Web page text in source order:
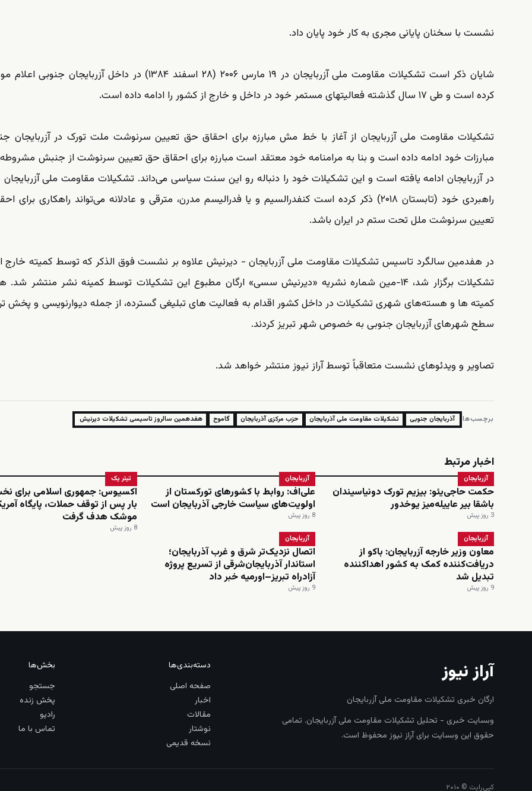
نشست با سخنان پایانی مجری به کار خود پایان داد.
شایان ذکر است تشکیلات مقاومت ملی آزربایجان در ۱۹ مارس ۲۰۰۶ (۲۸ اسفند ۱۳۸۴) در داخل آزربایجان
کرده است و طی ۱۷ سال گذشته فعالیتهای مستمر خود در داخل و خارج از کشور را ادامه داده است.
تشکیلات مقاومت ملی آزربایجان از آغاز با خط مش مبارزه برای احقاق حق تعیین سرنوشت ملت تورک در آزربایجان
مبارزات خود ادامه داده است و بنا به مرامنامه خود معتقد است مبارزه برای احقاق حق تعیین سرنوشت از جنبش مشروطه
در آزربایجان ادامه یافته است و این تشکیلات خود را دنباله رو این سنت سیاسی می‌داند. تشکیلات مقاومت ملی
راهبردی خود (تابستان ۲۰۱۸) ذکر کرده است کنفدرالسیم و یا فدرالیسم مدرن، مترقی و عادلانه می‌تواند راهکاری
تعیین سرنوشت ملل تحت ستم در ایران باشد.
در هفدمین سالگرد تاسیس تشکیلات مقاومت ملی آزربایجان - دیرنیش علاوه بر نشست فوق الذکر که توسط کمیته خارج
تشکیلات برگزار شد، ۱۴-مین شماره نشریه «دیرنیش سسی» ارگان مطبوع این تشکیلات توسط کمینه نشر منتشر
کمیته ها و هسته‌های شهری تشکیلات در داخل کشور اقدام به فعالیت های تبلیغی گسترده، از جمله دیوارنویسی و پخش
سطح شهرهای آزربایجان جنوبی به خصوص شهر تبریز کردند.
تصاویر و ویدئوهای نشست متعاقباً توسط آراز نیوز منتشر خواهد شد.
برچسب‌ها: آذربایجان جنوبی تشکیلات مقاومت ملی آذربایجان حزب مرکزی آذربایجان گاموح هفدهمین سالروز تاسیسی تشکیلات دیرنیش
اخبار مرتبط
آزربایجان
حکمت حاجی‌یئو: بیزیم تورک دونیاسیندان
باشقا بیر عاییله‌میز یوخدور
3 روز پیش
آزربایجان
علی‌اف: روابط با کشورهای تورکستان از
اولویت‌های سیاست خارجی آذربایجان است
8 روز پیش
تیتر یک
اکسیوس: جمهوری اسلامی برای
بار پس از توقف حملات، پایگاه
موشک هدف گرفت
8 روز پیش
آزربایجان
معاون وزیر خارجه آزربایجان: باکو از
دریافت‌کننده کمک به کشور اهداکننده
تبدیل شد
9 روز پیش
آزربایجان
اتصال نزدیک‌تر شرق و غرب آذربایجان؛
استاندار آذربایجان‌شرقی از تسریع پروژه
آزادراه تبریز–اورمیه خبر داد
9 روز پیش
آراز نیوز
ارگان خبری تشکیلات مقاومت ملی آزربایجان
وبسایت خبری - تحلیل تشکیلات مقاومت ملی آزربایجان. تمامی
حقوق این وبسایت برای آراز نیوز محفوظ است.
دسته‌بندی‌ها
صفحه اصلی
اخبار
مقالات
نوشتار
نسخه قدیمی
بخش‌ها
جستجو
پخش زنده
رادیو
تماس با ما
کپی‌رایت © ۲۰۱۰